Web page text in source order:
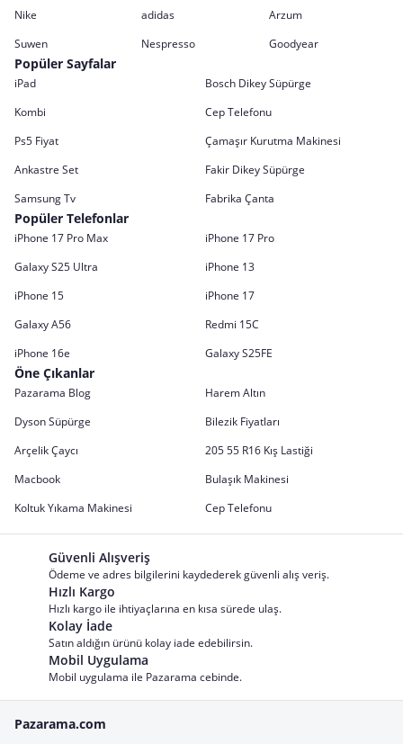
Nike adidas
Arzum
Suwen
Nespresso Goodyear
Popüler Sayfalar
iPad
Bosch Dikey Süpürge
Kombi
Cep Telefonu
Ps5 Fiyat
Çamaşır Kurutma Makinesi
Ankastre Set
Fakir Dikey Süpürge
Samsung Tv
Fabrika Çanta
Popüler Telefonlar
iPhone 17 Pro Max
iPhone 17 Pro
Galaxy S25 Ultra
iPhone 13
iPhone 15
iPhone 17
Galaxy A56
Redmi 15C
iPhone 16e
Galaxy S25FE
Öne Çıkanlar
Pazarama Blog
Harem Altın
Dyson Süpürge
Bilezik Fiyatları
Arçelik Çaycı
205 55 R16 Kış Lastiği
Macbook
Bulaşık Makinesi
Koltuk Yıkama Makinesi
Cep Telefonu
Güvenli Alışveriş
Ödeme ve adres bilgilerini kaydederek güvenli alış veriş.
Hızlı Kargo
Hızlı kargo ile ihtiyaçlarına en kısa sürede ulaş.
Kolay İade
Satın aldığın ürünü kolay iade edebilirsin.
Mobil Uygulama
Mobil uygulama ile Pazarama cebinde.
Pazarama.com